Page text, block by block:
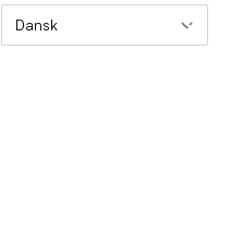
Sprog